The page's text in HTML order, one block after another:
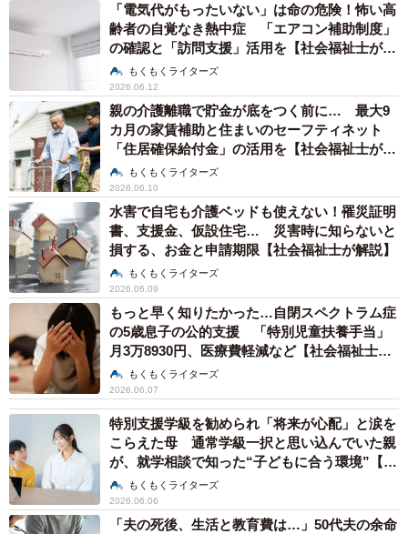
「電気代がもったいない」は命の危険！怖い高
齢者の自覚なき熱中症 「エアコン補助制度」
の確認と「訪問支援」活用を【社会福祉士が解
説】もくもくライターズ
2026.06.12
親の介護離職で貯金が底をつく前に… 最大9
カ月の家賃補助と住まいのセーフティネット
「住居確保給付金」の活用を【社会福祉士が解
説】もくもくライターズ
2026.06.10
水害で自宅も介護ベッドも使えない！罹災証明
書、支援金、仮設住宅… 災害時に知らないと
損する、お金と申請期限【社会福祉士が解説】
もくもくライターズ
2026.06.09
もっと早く知りたかった…自閉スペクトラム症
の5歳息子の公的支援 「特別児童扶養手当」
月3万8930円、医療費軽減など【社会福祉士が
解説】もくもくライターズ
2026.06.07
特別支援学級を勧められ「将来が心配」と涙を
こらえた母 通常学級一択と思い込んでいた親
が、就学相談で知った“子どもに合う環境”【社
会福祉士が解説】
もくもくライターズ
2026.06.06
「夫の死後、生活と教育費は…」50代夫の余命